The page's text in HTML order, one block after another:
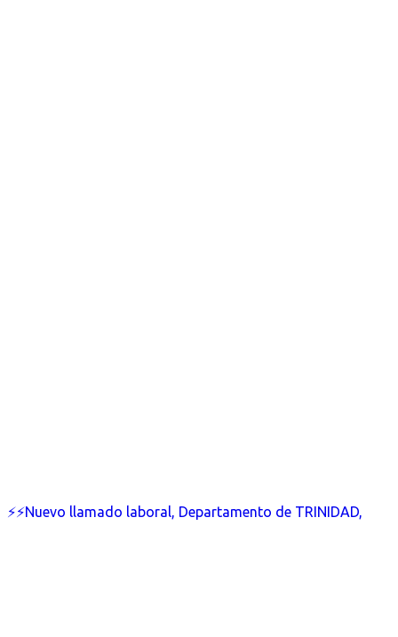
⚡⚡Nuevo llamado laboral, Departamento de TRINIDAD,